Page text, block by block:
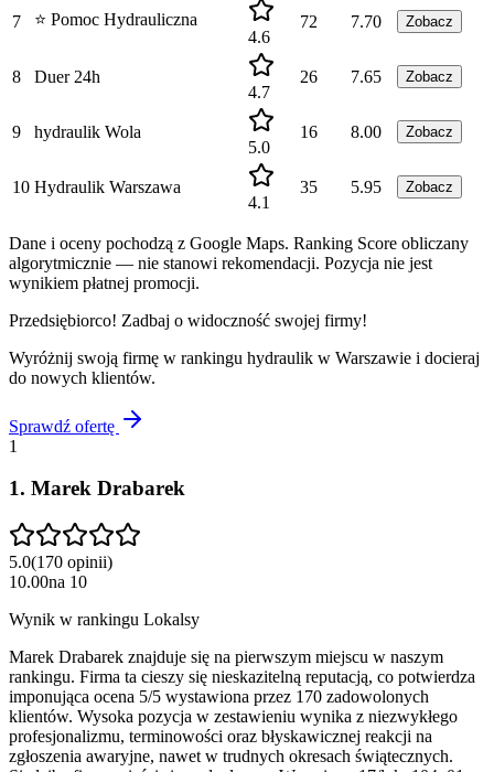
7
⭐ Pomoc Hydrauliczna
4.6
72 7.70 Zobacz
8
Duer 24h
4.7
26 7.65 Zobacz
9
hydraulik Wola
5.0
16 8.00 Zobacz
10 Hydraulik Warszawa
4.1
35 5.95 Zobacz
Dane i oceny pochodzą z Google Maps. Ranking Score obliczany
algorytmicznie — nie stanowi rekomendacji. Pozycja nie jest
wynikiem płatnej promocji.
Przedsiębiorco! Zadbaj o widoczność swojej firmy!
Wyróżnij swoją firmę w rankingu hydraulik w Warszawie i docieraj
do nowych klientów.
Sprawdź ofertę
1
1. Marek Drabarek
5.0(170 opinii)
10.00na 10
Wynik w rankingu Lokalsy
Marek Drabarek znajduje się na pierwszym miejscu w naszym
rankingu. Firma ta cieszy się nieskazitelną reputacją, co potwierdza
imponująca ocena 5/5 wystawiona przez 170 zadowolonych
klientów. Wysoka pozycja w zestawieniu wynika z niezwykłego
profesjonalizmu, terminowości oraz błyskawicznej reakcji na
zgłoszenia awaryjne, nawet w trudnych okresach świątecznych.